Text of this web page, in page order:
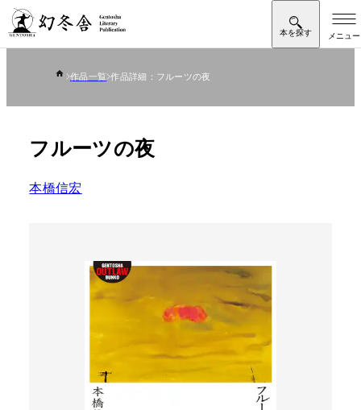
作品一覧 作品詳細：フルーツの夜
フルーツの夜
本橋信宏